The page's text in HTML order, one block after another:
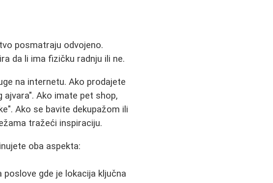
posmatraju odvojeno.
da li ima fizičku radnju ili ne.
na internetu. Ako prodajete
Ako imate pet shop,
Ako se bavite dekupažom ili
tražeći inspiraciju.
oba aspekta:
gde je lokacija ključna